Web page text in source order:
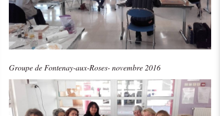
Groupe de Fontenay-aux-Roses- novembre 2016